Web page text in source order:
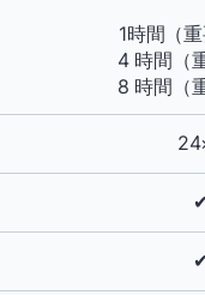
1時間（重
4 時間（
8 時間（